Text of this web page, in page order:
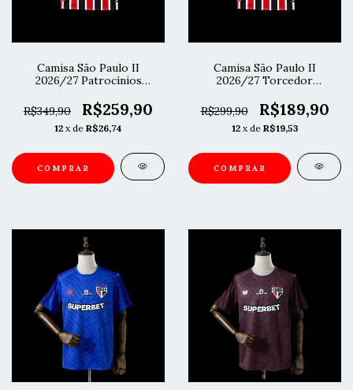
Camisa São Paulo II
2026/27 Patrocínios
R$349,90
R$259,90
12 x de R$26,74
COMPRAR
Camisa São Paulo II
2026/27 Torcedor
R$299,90
R$189,90
12 x de R$19,53
COMPRAR